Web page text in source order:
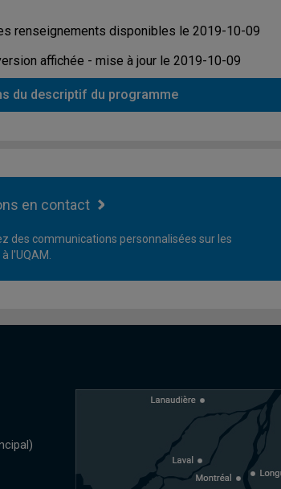
renseignements disponibles le 2019-10-09
affichée - mise à jour le 2019-10-09
du descriptif du programme
en contact
des communications personnalisées sur les
l'UQAM.